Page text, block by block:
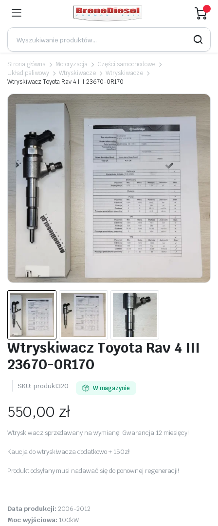
Strona główna Motoryzacja
Części samochodowe
Układ paliwowy
Wtryskiwacze
Wtryskiwacze
Wtryskiwacz Toyota Rav 4 III 23670-0R170
Wtryskiwacz Toyota Rav 4 III
23670-0R170
SKU: produkt320 W magazynie
550,00 zł
Wtryskiwacz sprzedawany na wymianę! Gwarancja 12 miesięcy!
Kaucja do wtryskiwacza dodatkowo + 150zł
Produkt odsyłany musi nadawać się do ponownej regeneracji!
Data produkcji: 2006-2012
Moc wyjściowa: 100kW